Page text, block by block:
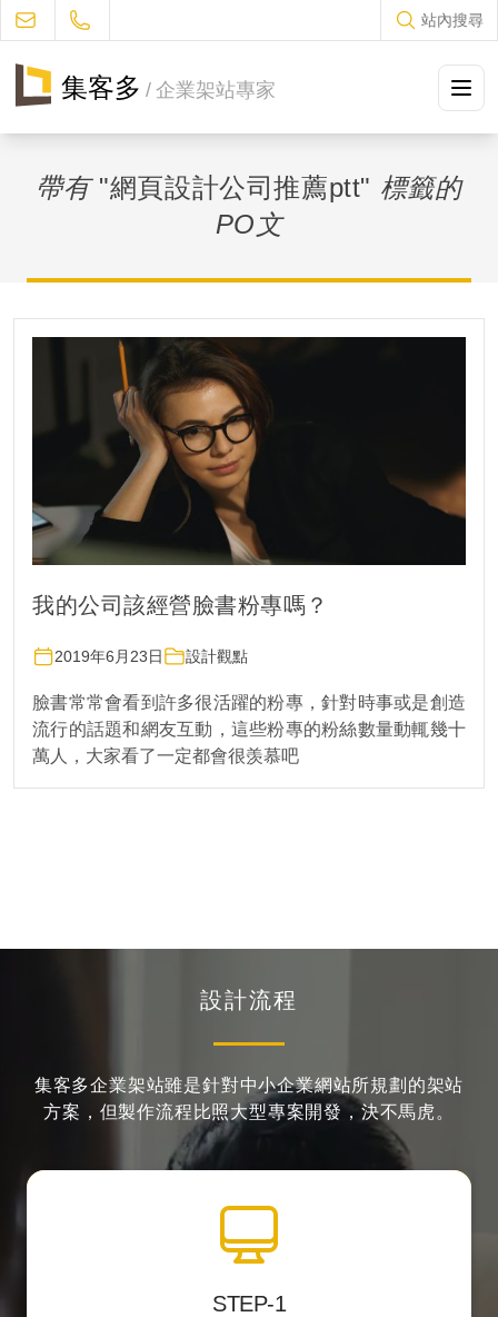
站內搜尋
集客多 / 企業架站專家
設計流程
常見問題
聯絡我們
促銷優惠
帶有"網頁設計公司推薦ptt" 標籤的
PO文
我的公司該經營臉書粉專嗎？
2019年6月23日 設計觀點
臉書常常會看到許多很活躍的粉專，針對時事或是創造
流行的話題和網友互動，這些粉專的粉絲數量動輒幾十
萬人，大家看了一定都會很羡慕吧
設計流程
集客多企業架站雖是針對中小企業網站所規劃的架站
方案， 但製作流程比照大型專案開發，決不馬虎。
STEP-1
透過影像編輯軟體中設計網站介面，